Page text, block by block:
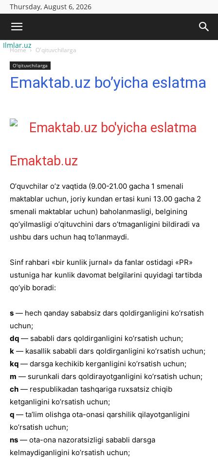
Thursday, August 6, 2026
Ilmlar.uz
Home O'qituvchilarga
O'qituvchilarga
Emaktab.uz bo’yicha eslatma
Emaktab.uz
Oʼquvchilar oʼz vaqtida (9.00-21.00 gacha 1 smenali
maktablar uchun, joriy kundan ertasi kuni 13.00 gacha 2
smenali maktablar uchun) baholanmasligi, belgining
qoʼyilmasligi oʼqituvchini dars oʼtmaganligini bildiradi va
ushbu dars uchun haq toʼlanmaydi.
Sinf rahbari «bir kunlik jurnal» da fanlar ostidagi «PR»
ustuniga har kunlik davomat belgilarini quyidagi tartibda
qoʼyib boradi:
s — hech qanday sababsiz dars qoldirganligini koʼrsatish
uchun;
dq — sababli dars qoldirganligini koʼrsatish uchun;
k — kasallik sababli dars qoldirganligini koʼrsatish uchun;
kq — darsga kechikib kerganligini koʼrsatish uchun;
m — surunkali dars qoldirayotganligini koʼrsatish uchun;
ch — respublikadan tashqariga ruxsatsiz chiqib
ketganligini koʼrsatish uchun;
q — taʼlim olishga ota-onasi qarshilik qilayotganligini
koʼrsatish uchun;
ns — ota-ona nazoratsizligi sababli darsga
kelmaydiganligini koʼrsatish uchun;